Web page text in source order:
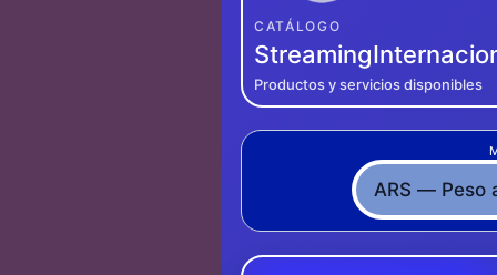
CATÁLOGO
Productos y servicios disponibles